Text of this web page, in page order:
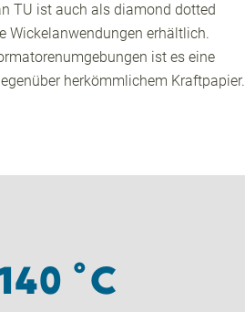
TU ist auch als diamond dotted
Wickelanwendungen erhältlich.
ist es eine
herkömmlichem Kraftpapier.
°C